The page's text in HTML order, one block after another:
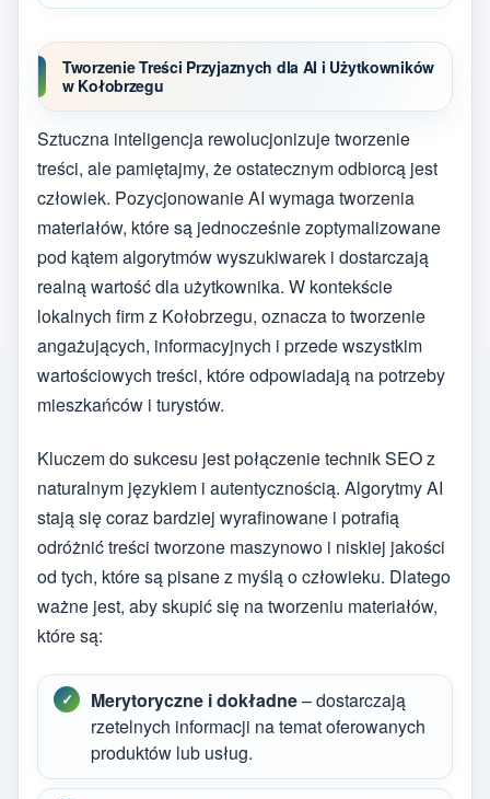
Tworzenie Treści Przyjaznych dla AI i Użytkowników
w Kołobrzegu
Sztuczna inteligencja rewolucjonizuje tworzenie
treści, ale pamiętajmy, że ostatecznym odbiorcą jest
człowiek. Pozycjonowanie AI wymaga tworzenia
materiałów, które są jednocześnie zoptymalizowane
pod kątem algorytmów wyszukiwarek i dostarczają
realną wartość dla użytkownika. W kontekście
lokalnych firm z Kołobrzegu, oznacza to tworzenie
angażujących, informacyjnych i przede wszystkim
wartościowych treści, które odpowiadają na potrzeby
mieszkańców i turystów.
Kluczem do sukcesu jest połączenie technik SEO z
naturalnym językiem i autentycznością. Algorytmy AI
stają się coraz bardziej wyrafinowane i potrafią
odróżnić treści tworzone maszynowo i niskiej jakości
od tych, które są pisane z myślą o człowieku. Dlatego
ważne jest, aby skupić się na tworzeniu materiałów,
które są:
Merytoryczne i dokładne– dostarczają
rzetelnych informacji na temat oferowanych
produktów lub usług.